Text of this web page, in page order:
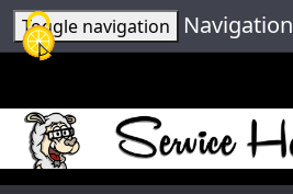
Toggle navigation Navigation
Cookie-Einstellungen